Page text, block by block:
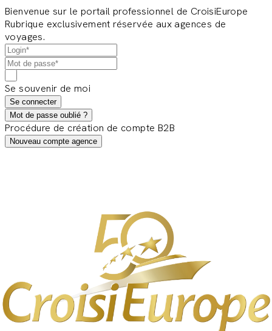
Bienvenue sur le portail professionnel de CroisiEurope
Rubrique exclusivement réservée aux agences de
voyages.
Se souvenir de moi
Se connecter
Mot de passe oublié ?
Procédure de création de compte B2B
Nouveau compte agence